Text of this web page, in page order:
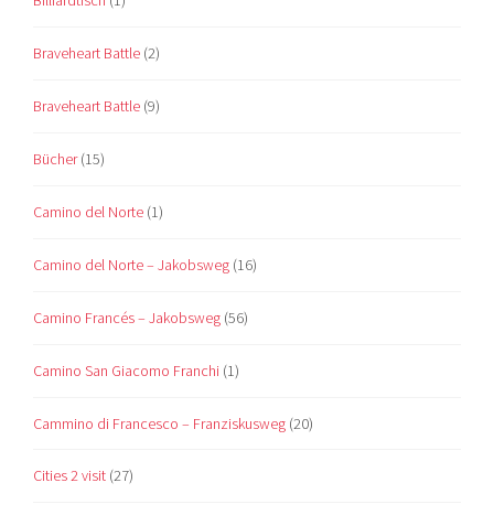
Braveheart Battle (2)
Braveheart Battle (9)
Bücher(15)
Camino del Norte (1)
Camino del Norte – Jakobsweg (16)
Camino Francés – Jakobsweg (56)
Camino San Giacomo Franchi (1)
Cammino di Francesco – Franziskusweg (20)
Cities 2 visit (27)